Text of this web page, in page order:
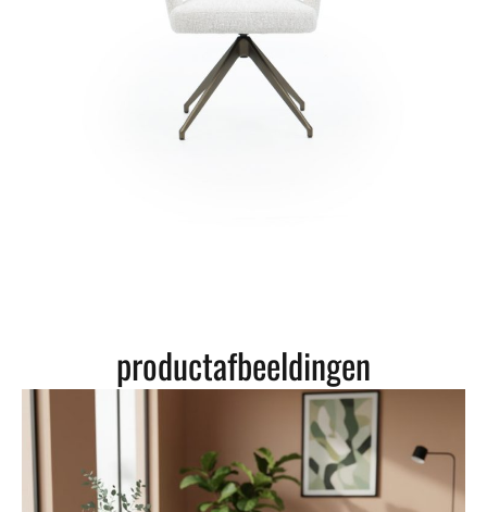
productafbeeldingen